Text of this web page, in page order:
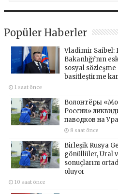
Popüler Haberler
Vladimir Saibel:
Bakanlığı’nın
sosyal
basitleştirme
1 saat önce
Волонтёры
России»
паводков на
8 saat önce
Birleşik Rusya
gönüllüler, Ural
sonuçlarını
oluyor
10 saat önce